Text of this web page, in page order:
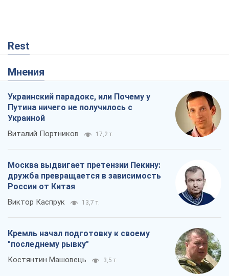
Rest
Мнения
Украинский парадокс, или Почему у
Путина ничего не получилось с
Украиной
Виталий Портников 17,2 т.
Москва выдвигает претензии Пекину:
дружба превращается в зависимость
России от Китая
Виктор Каспрук 13,7 т.
Кремль начал подготовку к своему
"последнему рывку"
Костянтин Машовець 3,5 т.